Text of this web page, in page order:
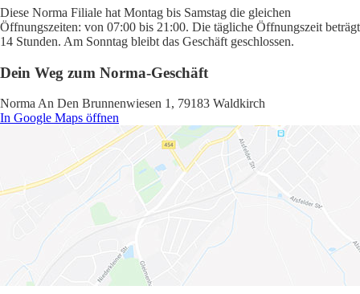
Diese Norma Filiale hat Montag bis Samstag die gleichen
Öffnungszeiten: von 07:00 bis 21:00. Die tägliche Öffnungszeit beträgt
14 Stunden. Am Sonntag bleibt das Geschäft geschlossen.
Dein Weg zum Norma-Geschäft
Norma An Den Brunnenwiesen 1, 79183 Waldkirch
In Google Maps öffnen